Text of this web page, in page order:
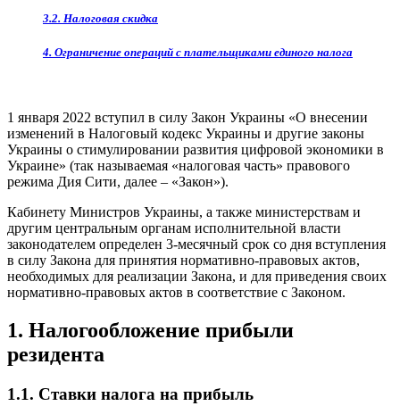
3.2. Налоговая скидка
4. Ограничение операций с плательщиками единого налога
1 января 2022 вступил в силу Закон Украины «О внесении
изменений в Налоговый кодекс Украины и другие законы
Украины о стимулировании развития цифровой экономики в
Украине» (так называемая «налоговая часть» правового
режима Дия Сити, далее – «Закон»).
Кабинету Министров Украины, а также министерствам и
другим центральным органам исполнительной власти
законодателем определен 3-месячный срок со дня вступления
в силу Закона для принятия нормативно-правовых актов,
необходимых для реализации Закона, и для приведения своих
нормативно-правовых актов в соответствие с Законом.
1. Налогообложение прибыли
резидента
1.1. Ставки налога на прибыль